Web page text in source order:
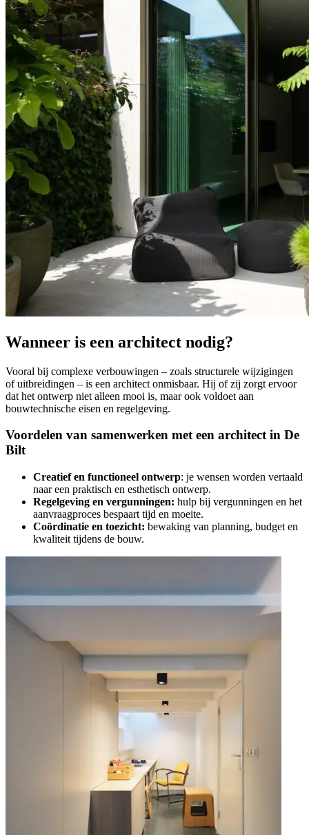
Wanneer is een architect nodig?
Vooral bij complexe verbouwingen – zoals structurele wijzigingen
of uitbreidingen – is een architect onmisbaar. Hij of zij zorgt ervoor
dat het ontwerp niet alleen mooi is, maar ook voldoet aan
bouwtechnische eisen en regelgeving.
Voordelen van samenwerken met een architect in De
Bilt
Creatief en functioneel ontwerp: je wensen worden vertaald
naar een praktisch en esthetisch ontwerp.
Regelgeving en vergunningen: hulp bij vergunningen en het
aanvraagproces bespaart tijd en moeite.
Coördinatie en toezicht: bewaking van planning, budget en
kwaliteit tijdens de bouw.